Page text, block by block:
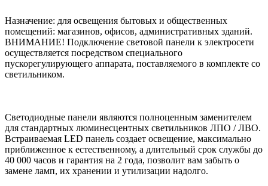
Назначение: для освещения бытовых и общественных
помещений: магазинов, офисов, административных зданий.
ВНИМАНИЕ! Подключение световой панели к электросети
осуществляется посредством специального
пускорегулирующего аппарата, поставляемого в комплекте со
светильником.
Светодиодные панели являются полноценным заменителем
для стандартных люминесцентных светильников ЛПО / ЛВО.
Встраиваемая LED панель создает освещение, максимально
приближенное к естественному, а длительный срок службы до
40 000 часов и гарантия на 2 года, позволит вам забыть о
замене ламп, их хранении и утилизации надолго.